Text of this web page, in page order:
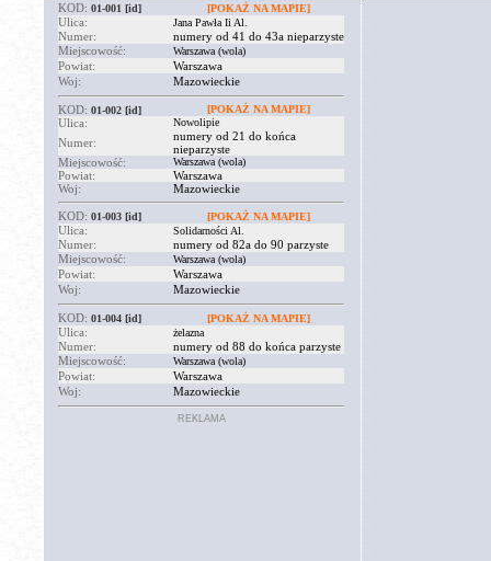
KOD: 01-001 [id] [POKAŻ NA MAPIE]
Ulica: Jana Pawła Ii Al.
Numer:
numery od 41 do 43a nieparzyste
Miejscowość:
Warszawa (wola)
Powiat:
Warszawa
Woj:
Mazowieckie
KOD: 01-002 [id] [POKAŻ NA MAPIE]
Ulica: Nowolipie
Numer:
numery od 21 do końca
nieparzyste
Miejscowość:
Warszawa (wola)
Powiat:
Warszawa
Woj:
Mazowieckie
KOD: 01-003 [id] [POKAŻ NA MAPIE]
Ulica: Solidarności Al.
Numer:
numery od 82a do 90 parzyste
Miejscowość:
Warszawa (wola)
Powiat:
Warszawa
Woj:
Mazowieckie
KOD: 01-004 [id] [POKAŻ NA MAPIE]
Ulica: żelazna
Numer:
numery od 88 do końca parzyste
Miejscowość:
Warszawa (wola)
Powiat:
Warszawa
Woj:
Mazowieckie
REKLAMA